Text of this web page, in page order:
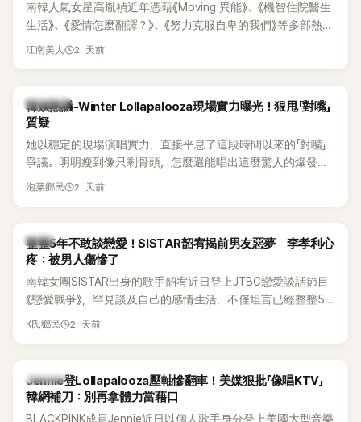
南韓人氣女星高胤禎近年憑藉《Moving 異能》、《機智住院醫生
生活》、《愛情怎麼翻譯？》、《努力克服自卑的我們》等多部熱門
作品，躍升為韓劇新一代女神代表，不僅演技備受肯定，精緻
細身材下的超狂背肌與肩膀線條，反差感十足，讓不少網友看
傻直呼：「原來她身材這麼猛！」
江南美人 2 天前
熱議討論
韓娛熱議-Winter Lollapalooza現場實力曝光！狠甩「對嘴」
質疑
她以穩定的現場演唱實力，直接平息了這段時間以來的「對嘴」
爭議。明明瘦到像只剩骨頭，怎麼還能唱出這麼驚人的爆發力
和音量？
泡菜鄉民 2 天前
韓星
整整5年不敢談戀愛！SISTAR韶宥揭前男友惡夢 李孝利心
疼：被男人傷慘了
南韓女團SISTAR出身的歌手韶宥近日登上JTBC戀愛談話節目
《戀愛戰爭》，罕見談及自己的感情生活，不僅坦言已經整整5
年沒有談戀愛，更首度透露空窗至今的原因，全與上一段戀情
K氏鄉民 2 天前
K-POP
Jennie登Lollapalooza壓軸慘翻車！美媒狠批「像唱KTV」
韓網補刀：別再拿體力當藉口
BLACKPINK成員Jennie近日以個人歌手身分登上美國大型音樂